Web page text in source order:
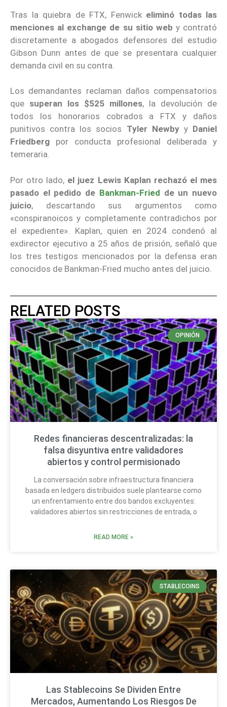
Tras la quiebra de FTX, Fenwick eliminó todas las
menciones al exchange de su sitio web y contrató
discretamente a abogados defensores del estudio
Gibson Dunn antes de que se presentara cualquier
demanda civil en su contra.
Los demandantes reclaman daños compensatorios
que superan los $525 millones, la devolución de
todos los honorarios cobrados a FTX y daños
punitivos contra los socios Tyler Newbyy Daniel
Friedberg por conducta profesional deliberada y
temeraria.
Por otro lado, el juez Lewis Kaplan rechazó el mes
pasado el pedido de Bankman-Fried de un nuevo
juicio, descartando sus argumentos como
«conspiranoicos y completamente contradichos por
el expediente». Kaplan, quien en 2024 condenó al
exdirector ejecutivo a 25 años de prisión, señaló que
los tres testigos mencionados por la defensa eran
conocidos de Bankman-Fried mucho antes del juicio.
RELATED POSTS
OPINIÓN
Redes financieras descentralizadas: la
falsa disyuntiva entre validadores
abiertos y control permisionado
La conversación sobre infraestructura financiera
basada en ledgers distribuidos suele plantearse como
un enfrentamiento entre dos bandos excluyentes:
validadores abiertos sin restricciones de entrada, o
READ MORE »
STABLECOINS
Las Stablecoins Se Dividen Entre
Mercados, Aumentando Los Riesgos De